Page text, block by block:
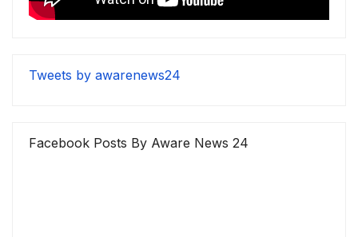
Tweets by awarenews24
Facebook Posts By Aware News 24